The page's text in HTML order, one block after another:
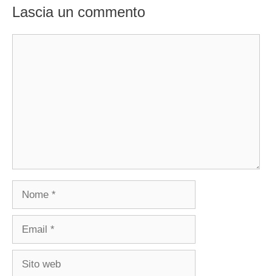
Lascia un commento
Nome
Email
Sito